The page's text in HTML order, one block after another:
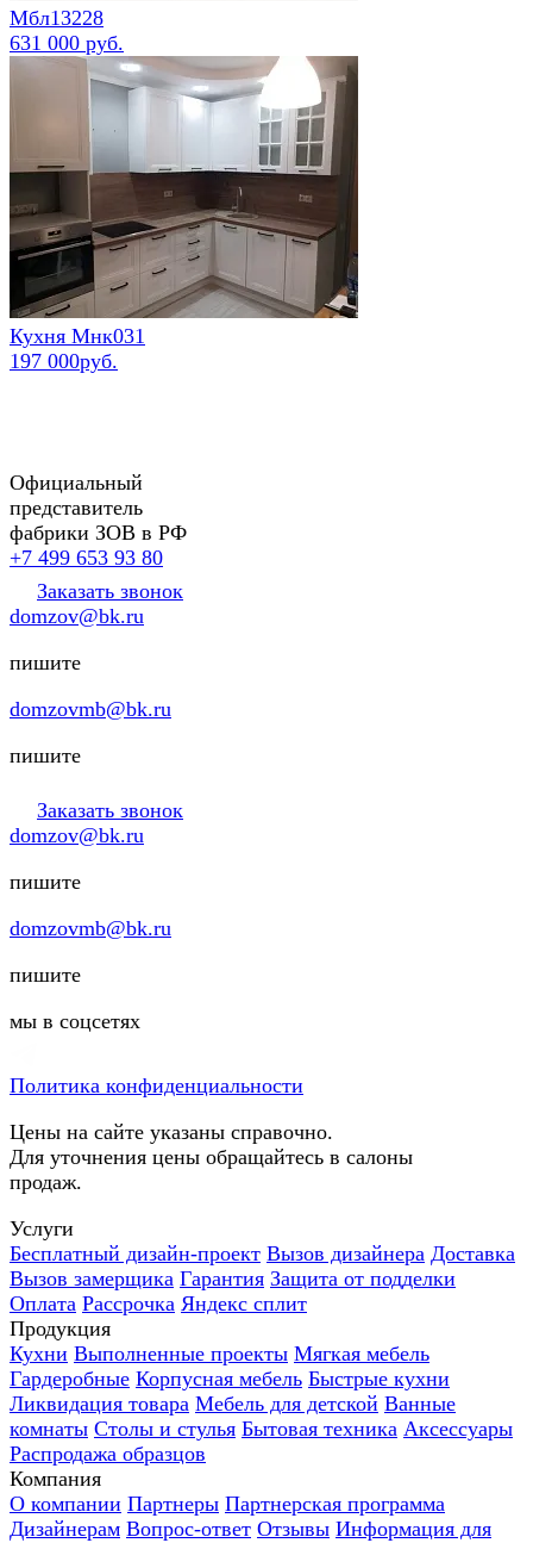
Мбл13228
631 000 руб.
Кухня Мнк031
197 000руб.
Официальный
представитель
фабрики ЗОВ в РФ
+7 499 653 93 80
Заказать звонок
domzov@bk.ru
пишите
domzovmb@bk.ru
пишите
Заказать звонок
domzov@bk.ru
пишите
domzovmb@bk.ru
пишите
мы в соцсетях
Политика конфиденциальности
Цены на сайте указаны справочно.
Для уточнения цены обращайтесь в салоны
продаж.
Услуги
Бесплатный дизайн-проект Вызов дизайнера Доставка
Вызов замерщика Гарантия Защита от подделки
Оплата Рассрочка Яндекс сплит
Продукция
Кухни Выполненные проекты Мягкая мебель
Гардеробные Корпусная мебель Быстрые кухни
Ликвидация товара Мебель для детской Ванные
комнаты Столы и стулья Бытовая техника Аксессуары
Распродажа образцов
Компания
О компании Партнеры Партнерская программа
Дизайнерам Вопрос-ответ Отзывы Информация для